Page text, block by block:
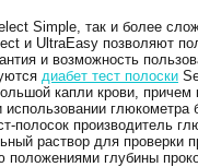
Simple, так и более
и UltraEasy позволяют
и возможность
диабет тест полоски
капли крови, причем
глюкометра
полосок производитель
раствор для проверки
глубины